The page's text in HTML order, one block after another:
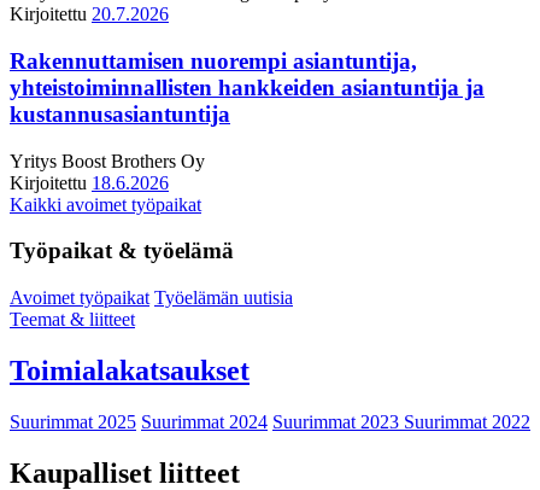
Kirjoitettu 20.7.2026
Rakennuttamisen nuorempi asiantuntija,
yhteistoiminnallisten hankkeiden asiantuntija ja
kustannusasiantuntija
Yritys Boost Brothers Oy
Kirjoitettu 18.6.2026
Kaikki avoimet työpaikat
Työpaikat & työelämä
Avoimet työpaikat Työelämän uutisia
Teemat & liitteet
Toimialakatsaukset
Suurimmat 2025 Suurimmat 2024 Suurimmat 2023 Suurimmat 2022
Kaupalliset liitteet